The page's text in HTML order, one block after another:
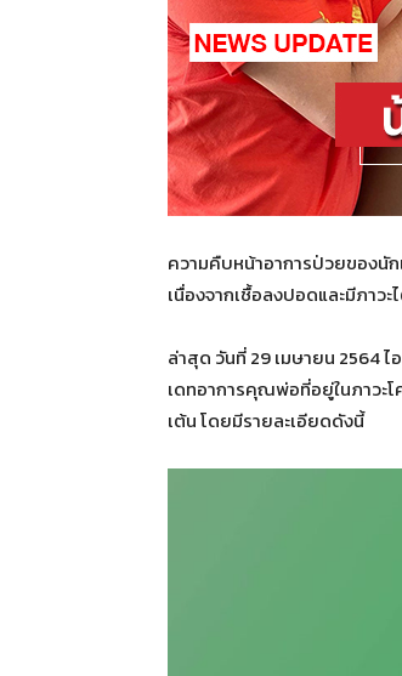
ความคืบหน้าอาการป่วยของนั
เนื่องจากเชื้อลงปอดและมีภาวะ
ล่าสุด วันที่ 29 เมษายน 2564
เดทอาการคุณพ่อที่อยู่ในภาวะโ
เต้น โดยมีรายละเอียดดังนี้